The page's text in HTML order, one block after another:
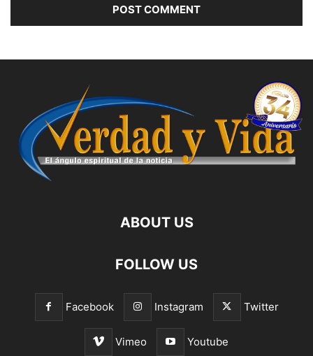
ABOUT US
FOLLOW US
Facebook Instagram Twitter
Vimeo Youtube